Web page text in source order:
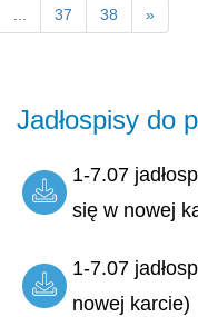
... 37 38 »
Jadłospisy do
1-7.07
się w nowej
1-7.07
nowej karcie)